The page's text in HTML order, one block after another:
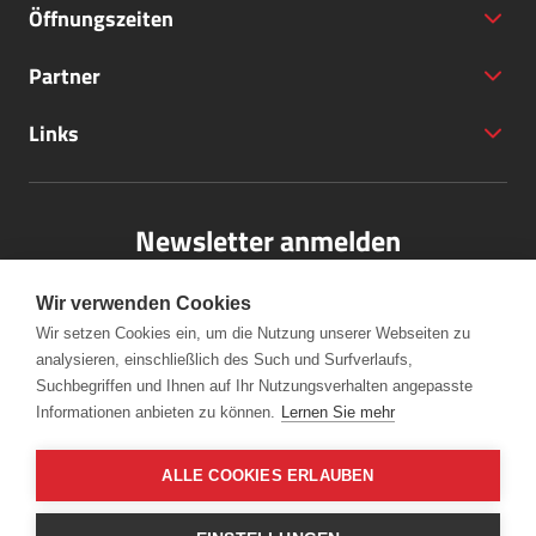
+43 (5572) 40797
Öffnungszeiten
Partner
Links
Newsletter anmelden
Bitte melden Sie sich für unseren Newsletter an.
Anmelden
Wir verwenden Cookies
Wir setzen Cookies ein, um die Nutzung unserer Webseiten zu
analysieren, einschließlich des Such und Surfverlaufs,
Suchbegriffen und Ihnen auf Ihr Nutzungsverhalten angepasste
Informationen anbieten zu können. Lernen Sie mehr
ALLE COOKIES ERLAUBEN